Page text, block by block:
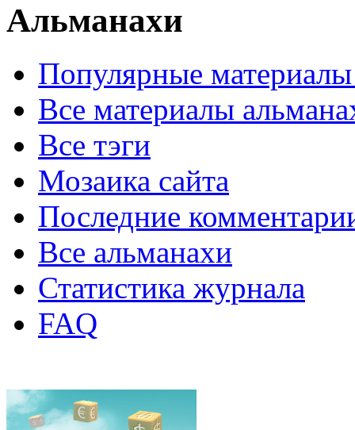
Альманахи
Популярные
Все материалы
Все тэги
Мозаика сайта
Последние
Все альманахи
Статистика журнала
FAQ